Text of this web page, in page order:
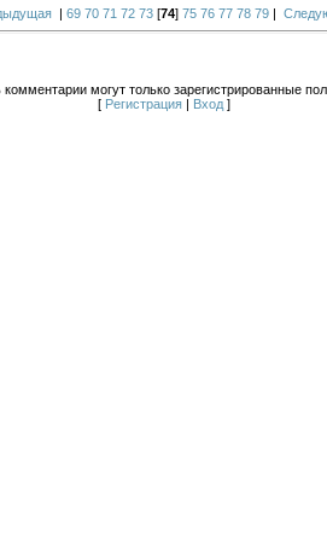
| 69 70 71 72 73 [74] 75 76 77 78 79 |
комментарии могут только зарегистрированные
[ Регистрация Вход ]